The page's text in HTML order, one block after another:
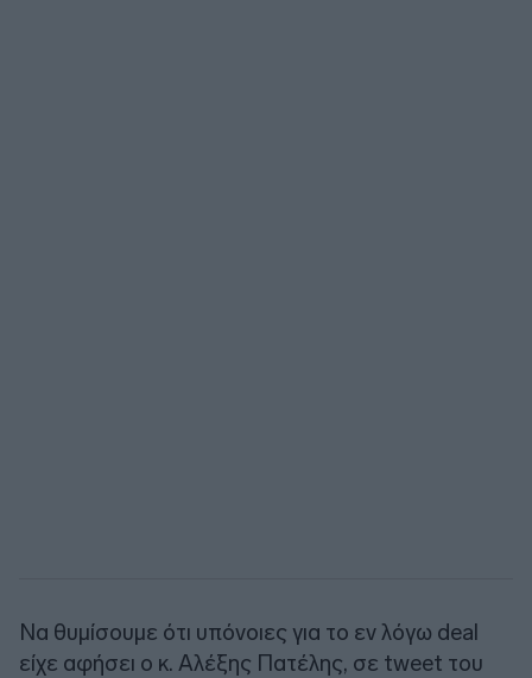
Να θυμίσουμε ότι υπόνοιες για το εν λόγω deal
είχε αφήσει ο κ. Αλέξης Πατέλης, σε tweet του